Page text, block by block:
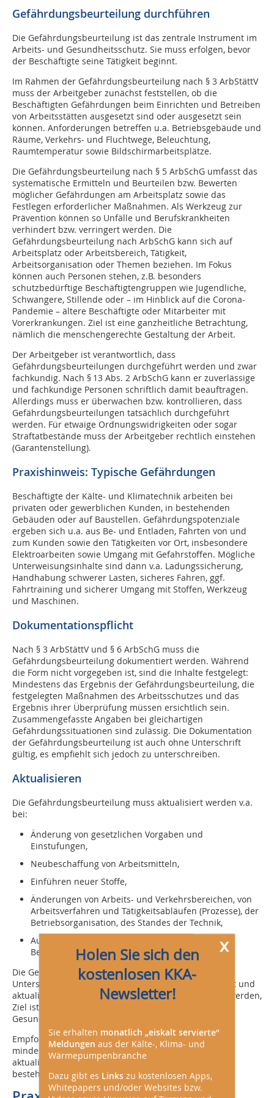
Gefährdungsbeurteilung durchführen
Die Gefährdungsbeurteilung ist das zentrale Instrument im
Arbeits- und Gesundheitsschutz. Sie muss erfolgen, bevor
der Beschäftigte seine Tätigkeit beginnt.
Im Rahmen der Gefährdungsbeurteilung nach § 3 ArbStättV
muss der Arbeitgeber zunächst feststellen, ob die
Beschäftigten Gefährdungen beim Einrichten und Betreiben
von Arbeitsstätten ausgesetzt sind oder ausgesetzt sein
können. Anforderungen betreffen u.a. Betriebsgebäude und
Räume, Verkehrs- und Fluchtwege, Beleuchtung,
Raumtemperatur sowie Bildschirmarbeitsplätze.
Die Gefährdungsbeurteilung nach § 5 ArbSchG umfasst das
systematische Ermitteln und Beurteilen bzw. Bewerten
möglicher Gefährdungen am Arbeitsplatz sowie das
Festlegen erforderlicher Maßnahmen. Als Werkzeug zur
Prävention können so Unfälle und Berufskrankheiten
verhindert bzw. verringert werden. Die
Gefährdungsbeurteilung nach ArbSchG kann sich auf
Arbeitsplatz oder Arbeitsbereich, Tätigkeit,
Arbeitsorganisation oder Themen beziehen. Im Fokus
können auch Personen stehen, z.B. besonders
schutzbedürftige Beschäftigtengruppen wie Jugendliche,
Schwangere, Stillende oder – im Hinblick auf die Corona-
Pandemie – ältere Beschäftigte oder Mitarbeiter mit
Vorerkrankungen. Ziel ist eine ganzheitliche Betrachtung,
nämlich die menschengerechte Gestaltung der Arbeit.
Der Arbeitgeber ist verantwortlich, dass
Gefährdungsbeurteilungen durchgeführt werden und zwar
fachkundig. Nach § 13 Abs. 2 ArbSchG kann er zuverlässige
und fachkundige Personen schriftlich damit beauftragen.
Allerdings muss er überwachen bzw. kontrollieren, dass
Gefährdungsbeurteilungen tatsächlich durchgeführt
werden. Für etwaige Ordnungswidrigkeiten oder sogar
Straftatbestände muss der Arbeitgeber rechtlich einstehen
(Garantenstellung).
Praxishinweis: Typische Gefährdungen
Beschäftigte der Kälte- und Klimatechnik arbeiten bei
privaten oder gewerblichen Kunden, in bestehenden
Gebäuden oder auf Baustellen. Gefährdungspotenziale
ergeben sich u.a. aus Be- und Entladen, Fahrten von und
zum Kunden sowie den Tätigkeiten vor Ort, insbesondere
Elektroarbeiten sowie Umgang mit Gefahrstoffen. Mögliche
Unterweisungsinhalte sind dann v.a. Ladungssicherung,
Handhabung schwerer Lasten, sicheres Fahren, ggf.
Fahrtraining und sicherer Umgang mit Stoffen, Werkzeug
und Maschinen.
Dokumentationspflicht
Nach § 3 ArbStättV und § 6 ArbSchG muss die
Gefährdungsbeurteilung dokumentiert werden. Während
die Form nicht vorgegeben ist, sind die Inhalte festgelegt:
Mindestens das Ergebnis der Gefährdungsbeurteilung, die
festgelegten Maßnahmen des Arbeitsschutzes und das
Ergebnis ihrer Überprüfung müssen ersichtlich sein.
Zusammengefasste Angaben bei gleichartigen
Gefährdungssituationen sind zulässig. Die Dokumentation
der Gefährdungsbeurteilung ist auch ohne Unterschrift
gültig, es empfiehlt sich jedoch zu unterschreiben.
Aktualisieren
Die Gefährdungsbeurteilung muss aktualisiert werden v.a.
bei:
Änderung von gesetzlichen Vorgaben und
Einstufungen,
Neubeschaffung von Arbeitsmitteln,
Einführen neuer Stoffe,
Änderungen von Arbeits- und Verkehrsbereichen, von
Arbeitsverfahren und Tätigkeitsabläufen (Prozesse), der
Betriebsorganisation, des Standes der Technik,
Auftreten von Unfällen, Beinaheunfällen,
Berufserkrankungen und anderen Erkrankungen.
Die Gefährdungsbeurteilung ist also keine einmalige
Untersuchung, sondern muss kontinuierlich überprüft und
aktualisiert werden. Sie sollte als Prozess bearbeitet werden,
Ziel ist die Verbesserung von Sicherheit und
Gesundheitsschutz der Beschäftigten (§ 3 ArbSchG).
Empfohlen wird, dass Gefährdungsbeurteilungen
mindestens alle zwei Jahre überprüft und bei Bedarf
aktualisiert werden, eine rechtliche Anforderung dazu
besteht nicht.
x
Holen Sie sich den
kostenlosen KKA-
Newsletter!
Sie erhalten monatlich „eiskalt servierte“
Meldungen aus der Kälte-, Klima- und
Wärmepumpenbranche
Dazu gibt es Links zu kostenlosen Apps,
Whitepapers und/oder Websites bzw.